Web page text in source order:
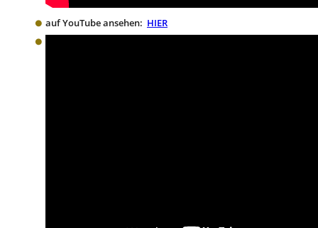
auf YouTube ansehen: HIER